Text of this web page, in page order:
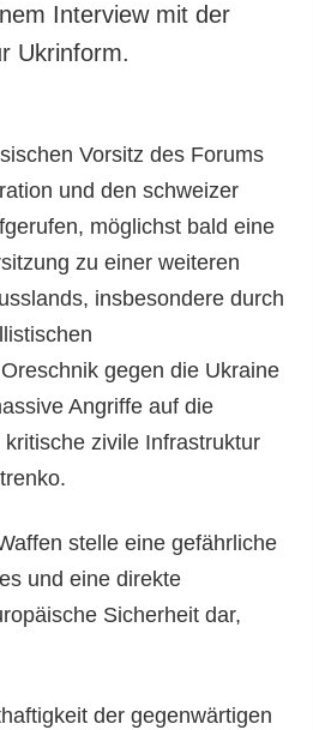
Interview mit der
Ukrinform.
Vorsitz des Forums
und den schweizer
möglichst bald eine
zu einer weiteren
insbesondere durch
gegen die Ukraine
Angriffe auf die
zivile Infrastruktur
stelle eine gefährliche
und eine direkte
Sicherheit dar,
der gegenwärtigen